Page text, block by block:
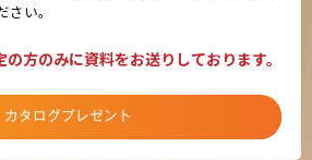
い。
方のみに資料をお送りしております。
カタログプレゼント